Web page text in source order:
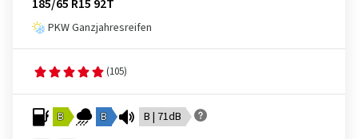
185/65 R15 92T
PKW Ganzjahresreifen
(105)
B B B | 71dB